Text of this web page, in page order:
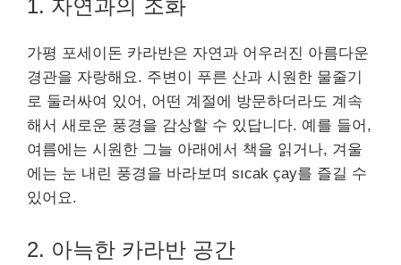
1. 자연과의 조화
가평 포세이돈 카라반은 자연과 어우러진 아름다운
경관을 자랑해요. 주변이 푸른 산과 시원한 물줄기
로 둘러싸여 있어, 어떤 계절에 방문하더라도 계속
해서 새로운 풍경을 감상할 수 있답니다. 예를 들어,
여름에는 시원한 그늘 아래에서 책을 읽거나, 겨울
에는 눈 내린 풍경을 바라보며 sıcak çay를 즐길 수
있어요.
2. 아늑한 카라반 공간